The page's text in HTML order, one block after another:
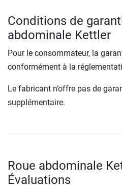
Conditions de
abdominale Kettler
Pour le consommateur, la
conformément à la
Le fabricant n’offre pas de
supplémentaire.
Roue abdominale
Évaluations